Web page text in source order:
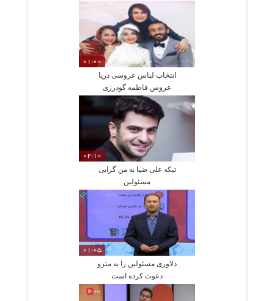
01:00
انتخاب لباس عروسی دریا
عروس فاطمه گودرزی
02:10
تیکه علی ضیا به من گرایی
مسئولین
01:05
دلاوری مسئولین را به مترو
دعوت کرده است